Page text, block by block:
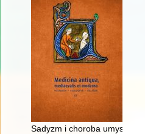
Sadyzm i choroba